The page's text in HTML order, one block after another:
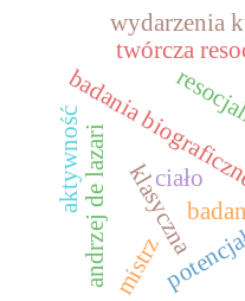
badania
klasyczna
twórcza
mistrz
andrzej de lazari
wydarzenia
ciało
aktywność